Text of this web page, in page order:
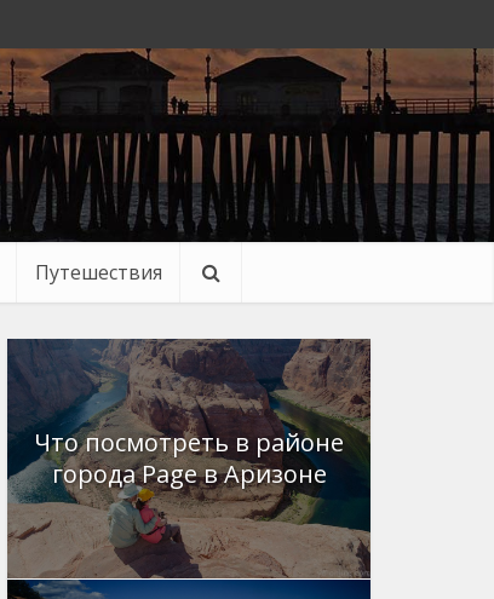
Путешествия
Что посмотреть в районе
города Page в Аризоне